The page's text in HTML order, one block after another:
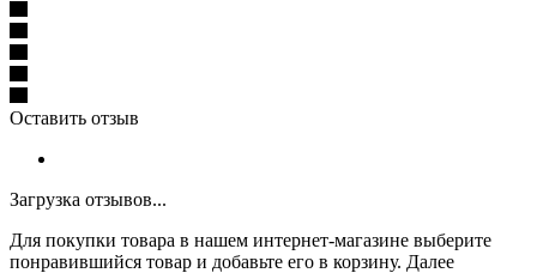
Оставить отзыв
Загрузка отзывов...
Для покупки товара в нашем интернет-магазине выберите
понравившийся товар и добавьте его в корзину. Далее